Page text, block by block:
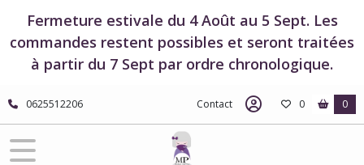
Fermeture estivale du 4 Août au 5 Sept. Les
commandes restent possibles et seront traitées
à partir du 7 Sept par ordre chronologique.
0625512206 Contact 0 0